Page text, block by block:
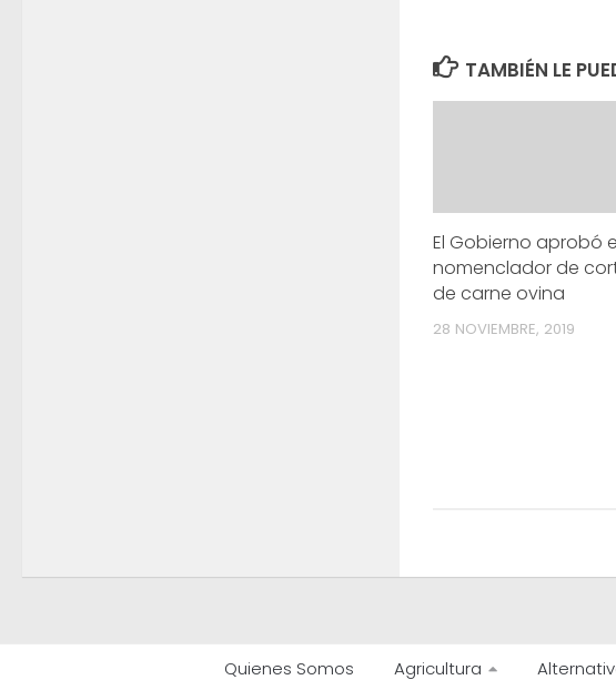
TAMBIÉN LE
El Gobierno aprobó
nomenclador de
de carne ovina
28 NOVIEMBRE, 2019
Quienes Somos Agricultura